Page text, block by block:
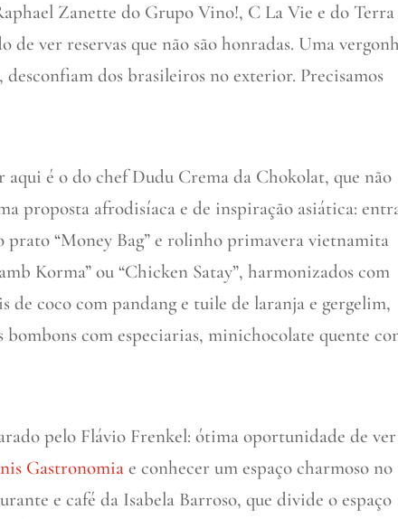
Zanette do Grupo Vino!, C La Vie e do Terra
de ver reservas que não são honradas. Uma
desconfiam dos brasileiros no exterior. Precisamos
aqui é o do chef Dudu Crema da Chokolat, que não
proposta afrodisíaca e de inspiração asiática:
prato “Money Bag” e rolinho primavera vietnamita
Korma” ou “Chicken Satay”, harmonizados com
de coco com pandang e tuile de laranja e gergelim,
bombons com especiarias, minichocolate quente
pelo Flávio Frenkel: ótima oportunidade de
Gastronomia e conhecer um espaço charmoso no
e café da Isabela Barroso, que divide o espaço